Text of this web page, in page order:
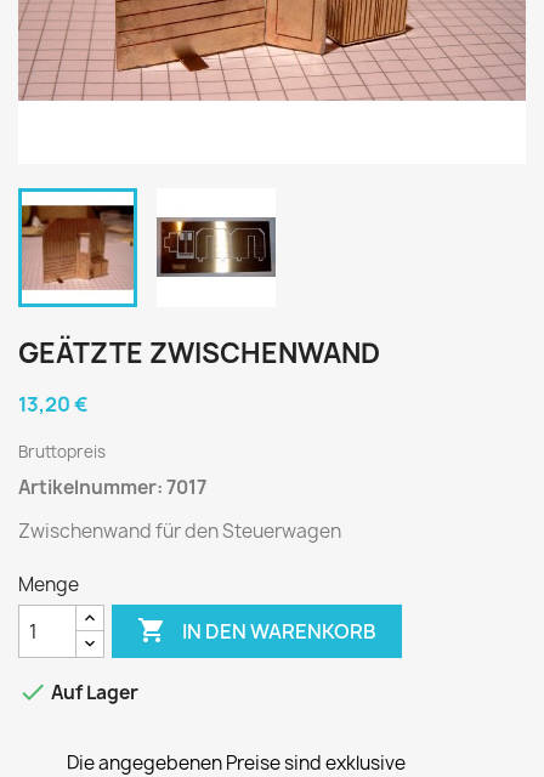
GEÄTZTE ZWISCHENWAND
13,20 €
Bruttopreis
Artikelnummer: 7017
Zwischenwand für den Steuerwagen
Menge
 IN DEN WARENKORB
 Auf Lager
Die angegebenen Preise sind exklusive